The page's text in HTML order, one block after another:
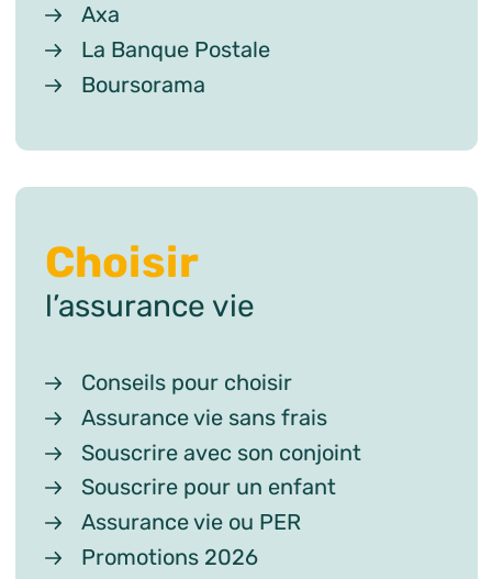
Axa
La Banque Postale
Boursorama
Choisir
l’assurance vie
Conseils pour choisir
Assurance vie sans frais
Souscrire avec son conjoint
Souscrire pour un enfant
Assurance vie ou PER
Promotions 2026